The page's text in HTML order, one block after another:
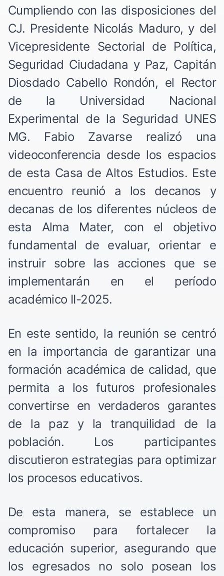
Cumpliendo con las disposiciones del
CJ. Presidente Nicolás Maduro, y del
Vicepresidente Sectorial de Política,
Seguridad Ciudadana y Paz, Capitán
Diosdado Cabello Rondón, el Rector
de la Universidad Nacional
Experimental de la Seguridad UNES
MG. Fabio Zavarse realizó una
videoconferencia desde los espacios
de esta Casa de Altos Estudios. Este
encuentro reunió a los decanos y
decanas de los diferentes núcleos de
esta Alma Mater, con el objetivo
fundamental de evaluar, orientar e
instruir sobre las acciones que se
implementarán en el período
académico II-2025.
En este sentido, la reunión se centró
en la importancia de garantizar una
formación académica de calidad, que
permita a los futuros profesionales
convertirse en verdaderos garantes
de la paz y la tranquilidad de la
población. Los participantes
discutieron estrategias para optimizar
los procesos educativos.
De esta manera, se establece un
compromiso para fortalecer la
educación superior, asegurando que
los egresados no solo posean los